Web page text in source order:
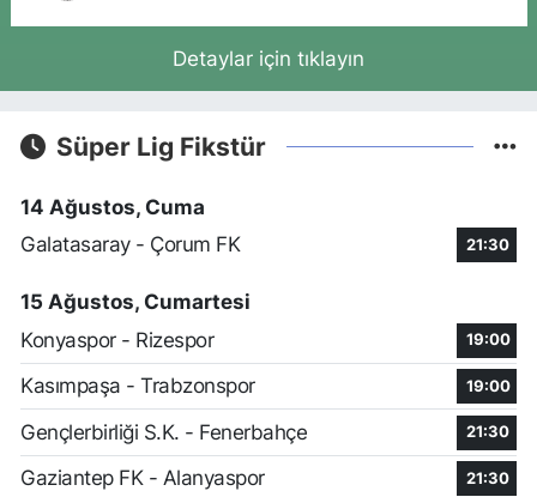
Detaylar için tıklayın
Süper Lig Fikstür
14 Ağustos, Cuma
Galatasaray - Çorum FK
21:30
15 Ağustos, Cumartesi
Konyaspor - Rizespor
19:00
Kasımpaşa - Trabzonspor 19:00
Gençlerbirliği S.K. - Fenerbahçe 21:30
Gaziantep FK - Alanyaspor 21:30